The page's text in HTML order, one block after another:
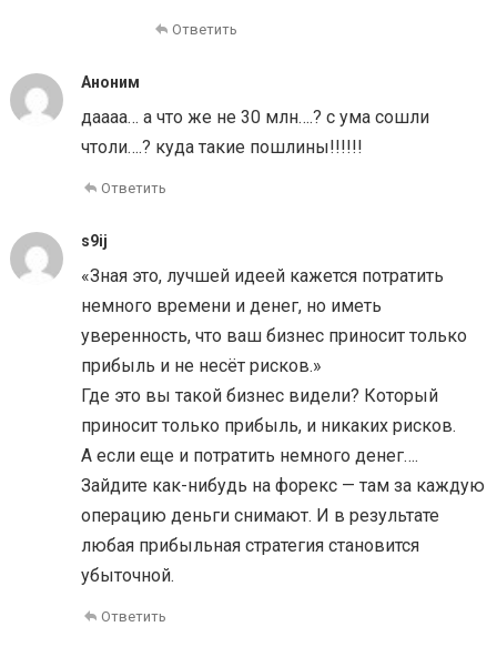
Ответить
Аноним
даааа… а что же не 30 млн….? с ума сошли
чтоли….? куда такие пошлины!!!!!!
Ответить
s9ij
«Зная это, лучшей идеей кажется потратить
немного времени и денег, но иметь
уверенность, что ваш бизнес приносит только
прибыль и не несёт рисков.»
Где это вы такой бизнес видели? Который
приносит только прибыль, и никаких рисков.
А если еще и потратить немного денег….
Зайдите как-нибудь на форекс — там за каждую
операцию деньги снимают. И в результате
любая прибыльная стратегия становится
убыточной.
Ответить